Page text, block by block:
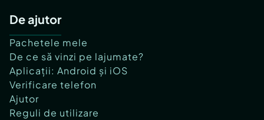
De ajutor
Pachetele mele
De ce să vinzi pe lajumate?
Aplicații: Android și iOS
Verificare telefon
Ajutor
Reguli de utilizare